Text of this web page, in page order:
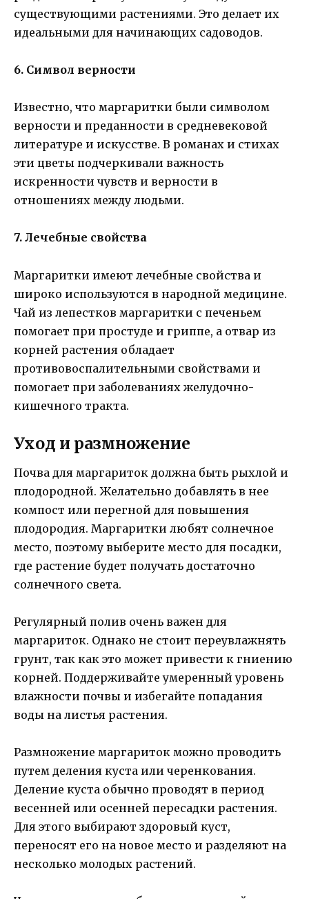
существующими растениями. Это делает их
идеальными для начинающих садоводов.
6. Символ верности
Известно, что маргаритки были символом
верности и преданности в средневековой
литературе и искусстве. В романах и стихах
эти цветы подчеркивали важность
искренности чувств и верности в
отношениях между людьми.
7. Лечебные свойства
Маргаритки имеют лечебные свойства и
широко используются в народной медицине.
Чай из лепестков маргаритки с печеньем
помогает при простуде и гриппе, а отвар из
корней растения обладает
противовоспалительными свойствами и
помогает при заболеваниях желудочно-
кишечного тракта.
Уход и размножение
Почва для маргариток должна быть рыхлой и
плодородной. Желательно добавлять в нее
компост или перегной для повышения
плодородия. Маргаритки любят солнечное
место, поэтому выберите место для посадки,
где растение будет получать достаточно
солнечного света.
Регулярный полив очень важен для
маргариток. Однако не стоит переувлажнять
грунт, так как это может привести к гниению
корней. Поддерживайте умеренный уровень
влажности почвы и избегайте попадания
воды на листья растения.
Размножение маргариток можно проводить
путем деления куста или черенкования.
Деление куста обычно проводят в период
весенней или осенней пересадки растения.
Для этого выбирают здоровый куст,
переносят его на новое место и разделяют на
несколько молодых растений.